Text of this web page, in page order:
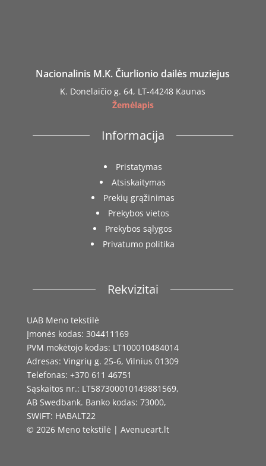
Nacionalinis M.K. Čiurlionio dailės muziejus
K. Donelaičio g. 64, LT-44248 Kaunas
Žemėlapis
Informacija
Pristatymas
Atsiskaitymas
Prekių grąžinimas
Prekybos vietos
Prekybos sąlygos
Privatumo politika
Rekvizitai
UAB Meno tekstilė
Įmonės kodas: 304411169
PVM mokėtojo kodas: LT100010484014
Adresas: Vingrių g. 25-6, Vilnius 01309
Telefonas: +370 611 46751
Sąskaitos nr.: LT587300010149881569,
AB Swedbank. Banko kodas: 73000,
SWIFT: HABALT22
© 2026 Meno tekstilė | Avenueart.lt